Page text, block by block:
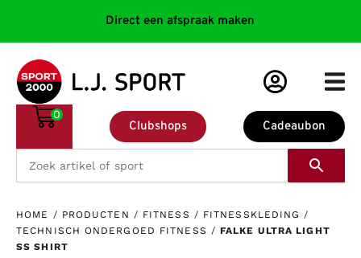
Direct een afspraak maken
Cadeaubon
Clubshops
0
HOME / PRODUCTEN / FITNESS / FITNESSKLEDING /
TECHNISCH ONDERGOED FITNESS /FALKE ULTRA LIGHT
SS SHIRT